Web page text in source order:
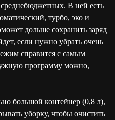
среднебюджетных. В ней есть
турбо, эко и
дольше сохранить заряд
если нужно убрать очень
справится с самым
программу можно,
большой контейнер (0,8 л),
уборку, чтобы очистить